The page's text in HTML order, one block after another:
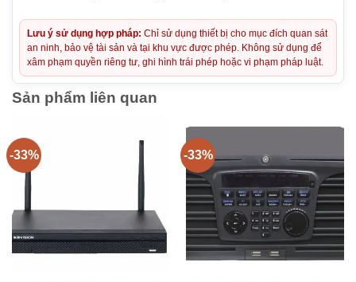
Lưu ý sử dụng hợp pháp: Chỉ sử dụng thiết bị cho mục đích quan sát
an ninh, bảo vệ tài sản và tại khu vực được phép. Không sử dụng để
xâm phạm quyền riêng tư, ghi hình trái phép hoặc vi phạm pháp luật.
Sản phẩm liên quan
-33% -33%